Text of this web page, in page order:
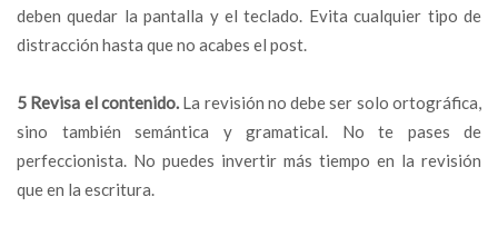
deben quedar la pantalla y el teclado. Evita cualquier tipo de
distracción hasta que no acabes el post.
5 Revisa el contenido. La revisión no debe ser solo ortográfica,
sino también semántica y gramatical. No te pases de
perfeccionista. No puedes invertir más tiempo en la revisión
que en la escritura.